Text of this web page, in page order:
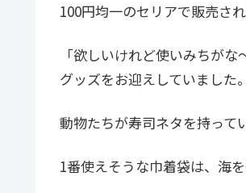
100円均一のセリアで販売され
「欲しいけれど使いみちが
グッズをお迎えしていました。
動物たちが寿司ネタを持っ
1番使えそうな巾着袋は、海